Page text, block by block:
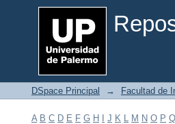
Filtrar por: Materia
DSpace Principal → Facultad de
A B C D E F G H J K L M N O P Q